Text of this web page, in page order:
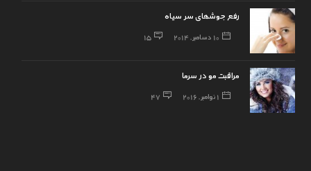
رفع جوشهای سر سیاه
10 دسامبر, 2014 15
مراقبت مو در سرما
1 نوامبر, 2016 47